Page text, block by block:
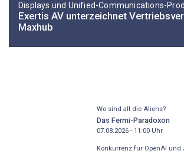
Displays und Unified-Communications-
Exertis AV unterzeichnet
Maxhub
Wo sind all die Aliens?
Das Fermi-Paradoxon
07.08.2026 - 11:00Uhr
Konkurrenz für OpenAI und